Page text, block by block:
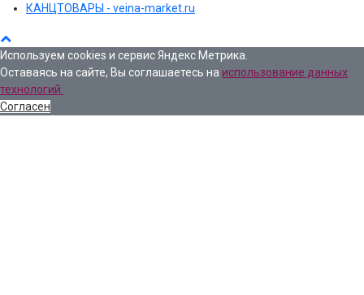
КАНЦТОВАРЫ - veina-market.ru
Используем cookies и сервис Яндекс Метрика.
Оставаясь на сайте, Вы соглашаетесь на использование данных
технологий.
Согласен